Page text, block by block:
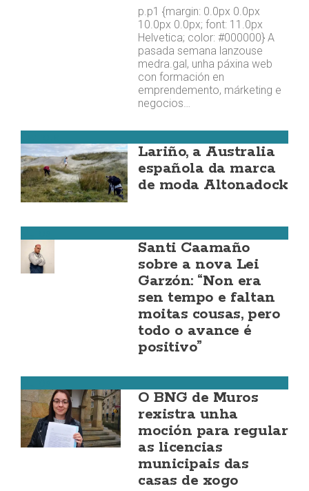
p.p1 {margin: 0.0px 0.0px
10.0px 0.0px; font: 11.0px
Helvetica; color: #000000} A
pasada semana lanzouse
medra.gal, unha páxina web
con formación en
emprendemento, márketing e
negocios…
Lariño, a Australia
española da marca
de moda Altonadock
Santi Caamaño
sobre a nova Lei
Garzón: “Non era
sen tempo e faltan
moitas cousas, pero
todo o avance é
positivo”
O BNG de Muros
rexistra unha
moción para regular
as licencias
municipais das
casas de xogo